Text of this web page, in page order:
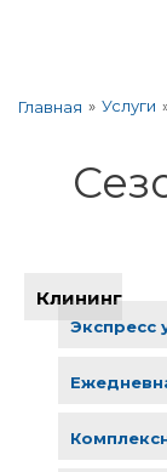
Главная » Услуги
Клининг
Экспресс